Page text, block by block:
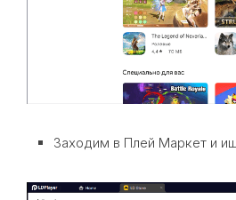
Заходим в Плей Маркет и